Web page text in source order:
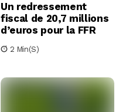
Un redressement
fiscal de 20,7 millions
d’euros pour la FFR
2 Min(s)